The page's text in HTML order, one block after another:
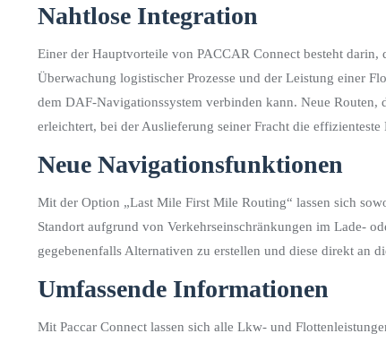
Nahtlose Integration
Einer der Hauptvorteile von PACCAR Connect besteht
Überwachung logistischer Prozesse und der Leistung einer
dem DAF-Navigationssystem verbinden kann. Neue
erleichtert, bei der Auslieferung seiner Fracht die effizienteste
Neue Navigationsfunktionen
Mit der Option „Last Mile First Mile Routing“ lassen sich
Standort aufgrund von Verkehrseinschränkungen im Lade-
gegebenenfalls Alternativen zu erstellen und diese direkt an
Umfassende Informationen
Mit Paccar Connect lassen sich alle Lkw- und